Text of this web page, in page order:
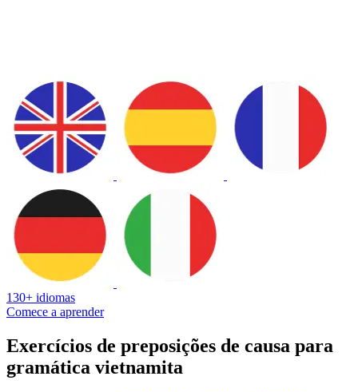
130+ idiomas
Comece a aprender
Exercícios de preposições de causa para
gramática vietnamita